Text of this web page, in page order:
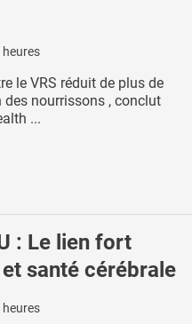
heures
le VRS réduit de plus de
nourrissons , conclut
...
: Le lien fort
santé cérébrale
heures